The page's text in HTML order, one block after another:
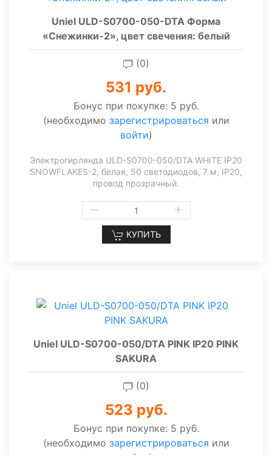
Uniel ULD-S0700-050-DTA Форма
«Снежинки-2», цвет свечения: белый
(0)
531 руб.
Бонус при покупке: 5 руб.
(необходимо зарегистрироваться или
войти)
Электрогирлянда ULD-S0700-050/DTA WHITE IP20
SNOWFLAKES-2, белая, 50 светодиодов, 7 м, IP20,
провод прозрачный.
КУПИТЬ
Uniel ULD-S0700-050/DTA PINK IP20 PINK
SAKURA
(0)
523 руб.
Бонус при покупке: 5 руб.
(необходимо зарегистрироваться или